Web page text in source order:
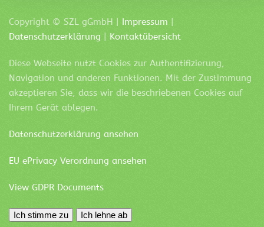
Copyright © SZL gGmbH | Impressum
Datenschutzerklärung
Kontaktübersicht
Diese Webseite nutzt Cookies zur Authentifizierung,
Navigation und anderen Funktionen. Mit der Zustimmung
akzeptieren Sie, dass wir die beschriebenen Cookies auf
Ihrem Gerät ablegen.
Datenschutzerklärung ansehen
EU ePrivacy Verordnung ansehen
View GDPR Documents
Ich stimme zu Ich lehne ab